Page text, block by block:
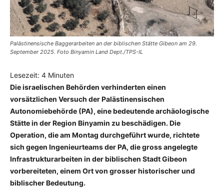
Palästinensische Baggerarbeiten an der biblischen Stätte Gibeon am 29.
September 2025. Foto Binyamin Land Dept./TPS-IL
Lesezeit: 4 Minuten
Die israelischen Behörden verhinderten einen
vorsätzlichen Versuch der Palästinensischen
Autonomiebehörde (PA), eine bedeutende archäologische
Stätte in der Region Binyamin zu beschädigen. Die
Operation, die am Montag durchgeführt wurde, richtete
sich gegen Ingenieurteams der PA, die gross angelegte
Infrastrukturarbeiten in der biblischen Stadt Gibeon
vorbereiteten, einem Ort von grosser historischer und
biblischer Bedeutung.